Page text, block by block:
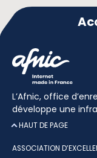
L’Afnic, office
développe une
HAUT DE PAGE
ASSOCIATION